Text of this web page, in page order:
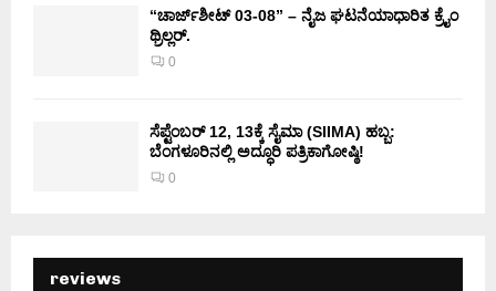
“ಚಾರ್ಜ್‌ಶೀಟ್ 03-08” – ನೈಜ ಘಟನೆಯಾಧಾರಿತ ಕ್ರೈಂ
ಥ್ರಿಲ್ಲರ್.
0
ಸೆಪ್ಟೆಂಬರ್ 12, 13ಕ್ಕೆ ಸೈಮಾ (SIIMA) ಹಬ್ಬ:
ಬೆಂಗಳೂರಿನಲ್ಲಿ ಅದ್ಧೂರಿ ಪತ್ರಿಕಾಗೋಷ್ಠಿ!
0
reviews